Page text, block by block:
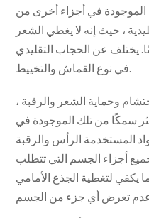
في أجزاء أخرى من
، حيث إنه لا يغطي الشعر
يختلف عن الحجاب التقليدي
وحماية الشعر والرقبة ،
سمكًا من تلك الموجودة في
المستخدمة الرأس والرقبة
أجزاء الجسم التي تتطلب
يكفي لتغطية الجذع الأمامي